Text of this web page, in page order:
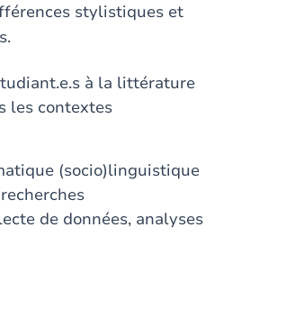
stylistiques et
à la littérature
les contextes
(socio)linguistique
de données, analyses